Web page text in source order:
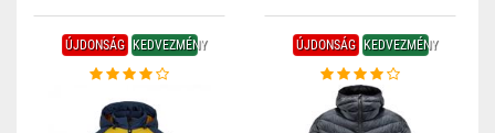
ÚJDONSÁG KEDVEZMÉNY ÚJDONSÁG KEDVEZMÉNY